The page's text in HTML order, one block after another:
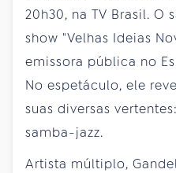
20h30, na TV Brasil. O
show "Velhas Ideias
emissora pública no
No espetáculo, ele
suas diversas
samba-jazz.
Artista múltiplo,